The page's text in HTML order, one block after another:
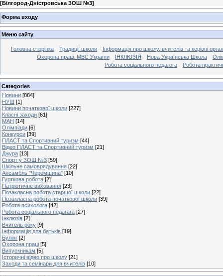
[Білгород-Дністровська ЗОШ №3]
Форма входу
Меню сайту
Головна сторінка Традиції школи
Інформація про школу, вчителів та керівні
Охорона праці. МВС України
ІНКЛЮЗІЯ Нова Українська Школа
Робота соціального педагога
Робота
Categories
Новини [884]
НУШ [1]
Новини початкової школи [227]
Класні заходи [61]
МАН [14]
Олімпіади [6]
Конкурси [39]
ПЛАСТ та Спортивний туризм [44]
Відео ПЛАСТ та Спортивний туризм [21]
Джура [13]
Спорт у ЗОШ №3 [59]
Шкільне самоврядування [22]
Ансамбль "Черемшина" [10]
Гурткова робота [2]
Патріотичне виховання [23]
Позакласна робота старшої школи [22]
Позакласна робота початкової школи [39]
Робота психолога [42]
Робота соціального педагага [27]
Інклюзія [2]
Вчитель року [9]
Інформація для батьків [19]
Булінг [2]
Охорона праці [5]
Випускникам [5]
Історичні відео про школу [21]
Заходи та семінари для вчителів [10]